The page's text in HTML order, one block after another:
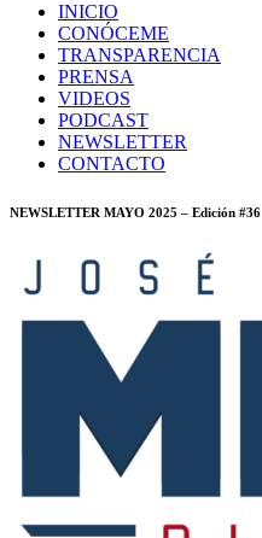
INICIO
CONÓCEME
TRANSPARENCIA
PRENSA
VIDEOS
PODCAST
NEWSLETTER
CONTACTO
NEWSLETTER MAYO 2025 – Edición #36